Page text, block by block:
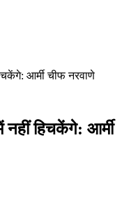
आर्मी चीफ नरवाणे
नहीं हिचकेंगे: आर्मी